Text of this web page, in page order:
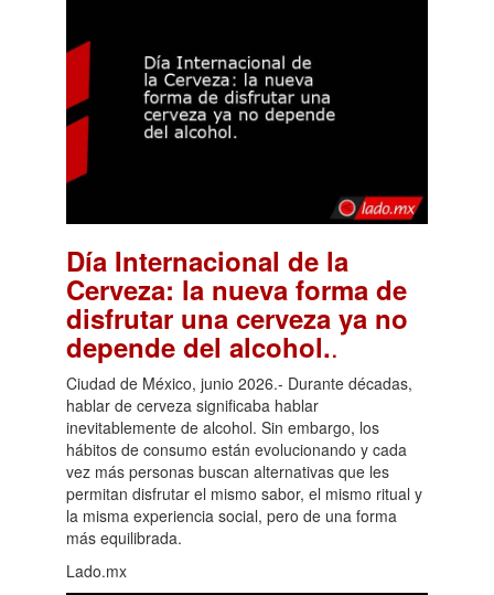
Día Internacional de la
Cerveza: la nueva forma de
disfrutar una cerveza ya no
depende del alcohol..
Ciudad de México, junio 2026.- Durante décadas,
hablar de cerveza significaba hablar
inevitablemente de alcohol. Sin embargo, los
hábitos de consumo están evolucionando y cada
vez más personas buscan alternativas que les
permitan disfrutar el mismo sabor, el mismo ritual y
la misma experiencia social, pero de una forma
más equilibrada.
Lado.mx